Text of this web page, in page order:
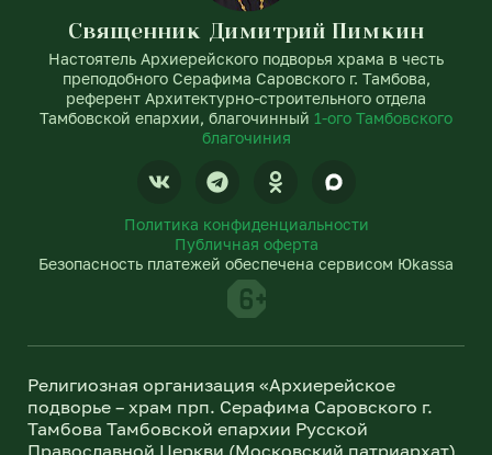
Священник Димитрий Пимкин
Настоятель Архиерейского подворья храма в честь
преподобного Серафима Саровского г. Тамбова,
референт Архитектурно-строительного отдела
Тамбовской епархии, благочинный 1-ого Тамбовского
благочиния
V
k
T
e
e
g
m
O
d
o
k
s
i
k
i
Политика конфиденциальности
Публичная оферта
Безопасность платежей обеспечена сервисом Юkassa
Религиозная организация «Архиерейское
подворье – храм прп. Серафима Саровского г.
Тамбова Тамбовской епархии Русской